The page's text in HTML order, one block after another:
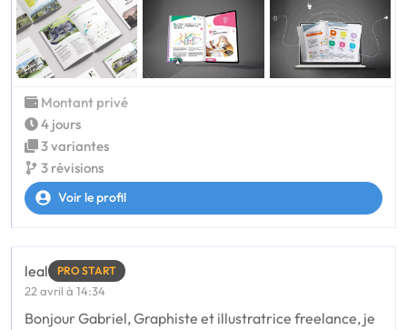
Montant privé
4 jours
3 variantes
3 révisions
Voir le profil
leal PRO START
22 avril à 14:34
Bonjour Gabriel, Graphiste et illustratrice freelance, je